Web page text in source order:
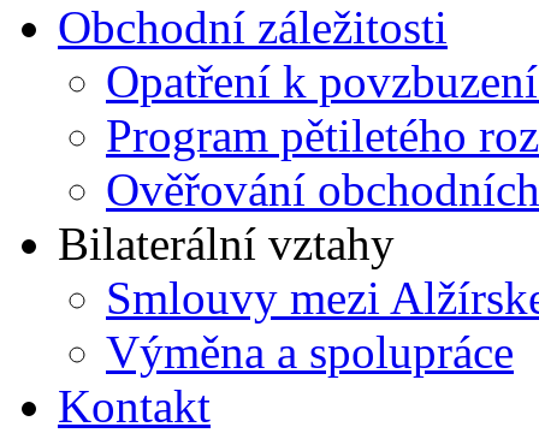
Obchodní záležitosti
Opatření k
Program pětiletého
Ověřování
Bilaterální vztahy
Smlouvy mezi
Výměna a spolupráce
Kontakt